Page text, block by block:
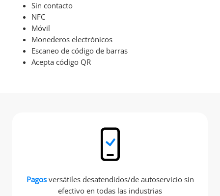
Sin contacto
NFC
Móvil
Monederos electrónicos
Escaneo de código de barras
Acepta código QR
Pagos versátiles desatendidos/de autoservicio sin
efectivo en todas las industrias